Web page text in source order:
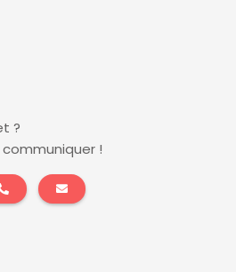
?
!